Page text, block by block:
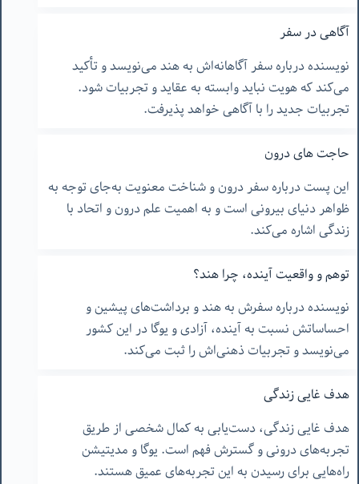
آگاهی در سفر
نویسنده درباره سفر آگاهانه‌اش به هند می‌نویسد و تأکید
می‌کند که هویت نباید وابسته به عقاید و تجربیات شود.
تجربیات جدید را با آگاهی خواهد پذیرفت.
حاجت های درون
این پست درباره سفر درون و شناخت معنویت به‌جای توجه به
ظواهر دنیای بیرونی است و به اهمیت علم درون و اتحاد با
زندگی اشاره می‌کند.
توهم و واقعیت آینده، چرا هند؟
نویسنده درباره سفرش به هند و برداشت‌های پیشین و
احساساتش نسبت به آینده، آزادی و یوگا در این کشور
می‌نویسد و تجربیات ذهنی‌اش را ثبت می‌کند.
هدف غایی زندگی‌
هدف غایی زندگی، دست‌یابی به کمال شخصی از طریق
تجربه‌های درونی و گسترش فهم است. یوگا و مدیتیشن
راه‌هایی برای رسیدن به این تجربه‌های عمیق هستند.